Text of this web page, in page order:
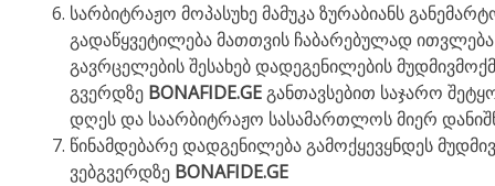
სარბიტრაჟო მოპასუხე მამუკა ზურაბიანს
გადაწყვეტილება მათთვის ჩაბარებულად
გავრცელების შესახებ დადეგენილების
გვერდზე BONAFIDE.GEგანთავსებით საჯარო
დღეს და საარბიტრაჟო სასამართლოს მიერ
წინამდებარე დადგენილება გამოქყევყნდეს
ვებგვერდზე BONAFIDE.GE